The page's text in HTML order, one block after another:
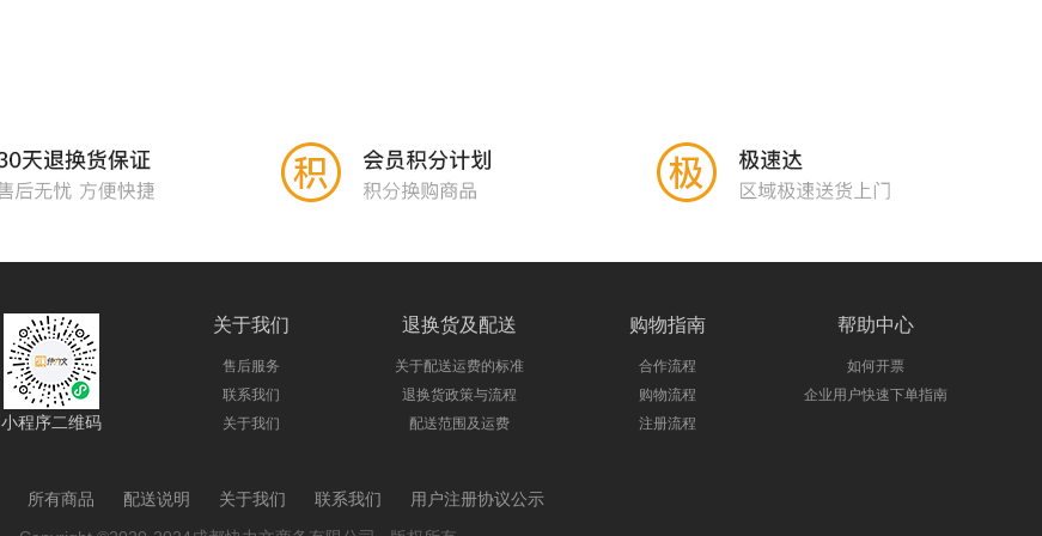
小程序二维码
关于我们
售后服务
联系我们
关于我们
退换货及配送
关于配送运费的标准
退换货政策与流程
配送范围及运费
购物指南
合作流程
购物流程
注册流程
帮助中心
如何开票
企业用户快速下单指南
所有商品 配送说明 关于我们 联系我们
用户注册协议公示